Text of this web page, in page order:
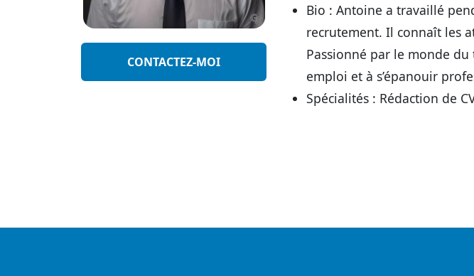
CONTACTEZ-MOI
Bio : Antoine a travaillé
recrutement. Il connaît les
Passionné par le monde
emploi et à s’épanouir
Spécialités : Rédaction de